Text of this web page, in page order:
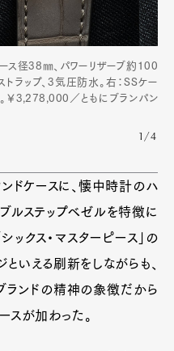
About
ース径38㎜、パワーリザーブ約100
トラップ、3気圧防水。右：SSケー
￥3,278,000／ともにブランパン
1/4
ンドケースに、懐中時計のハ
ルステップベゼルを特徴に
ックス・マスターピース」の
いえる刷新をしながらも、
ランドの精神の象徴だから
スが加わった。